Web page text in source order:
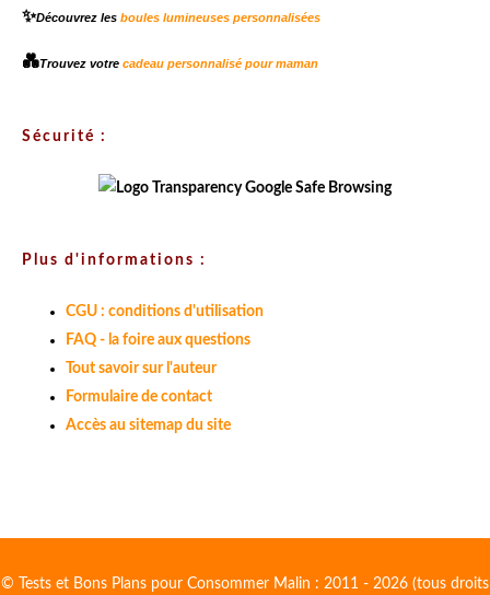
✨Découvrez les boules lumineuses personnalisées
💑Trouvez votre cadeau personnalisé pour maman
Sécurité :
Plus d'informations :
CGU : conditions d'utilisation
FAQ - la foire aux questions
Tout savoir sur l'auteur
Formulaire de contact
Accès au sitemap du site
© Tests et Bons Plans pour Consommer Malin : 2011 - 2026 (tous droits